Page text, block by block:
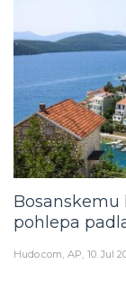
Bosanskemu
pohlepa
Hudo.com AP 10. Jul